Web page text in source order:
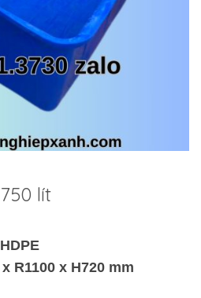
lít
R1100 x H720 mm